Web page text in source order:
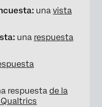
una vista
una respuesta
respuesta de la